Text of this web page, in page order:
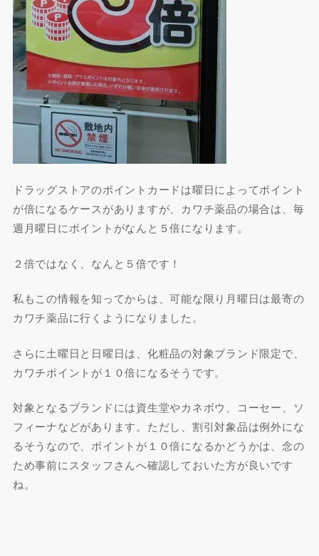
ドラッグストアのポイントカードは曜日によってポイント
が倍になるケースがありますが、カワチ薬品の場合は、毎
週月曜日にポイントがなんと５倍になります。
２倍ではなく、なんと５倍です！
私もこの情報を知ってからは、可能な限り月曜日は最寄の
カワチ薬品に行くようになりました。
さらに土曜日と日曜日は、化粧品の対象ブランド限定で、
カワチポイントが１０倍になるそうです。
対象となるブランドには資生堂やカネボウ、コーセー、ソ
フィーナなどがあります。ただし、割引対象品は例外にな
るそうなので、ポイントが１０倍になるかどうかは、念の
ため事前にスタッフさんへ確認しておいた方が良いです
ね。